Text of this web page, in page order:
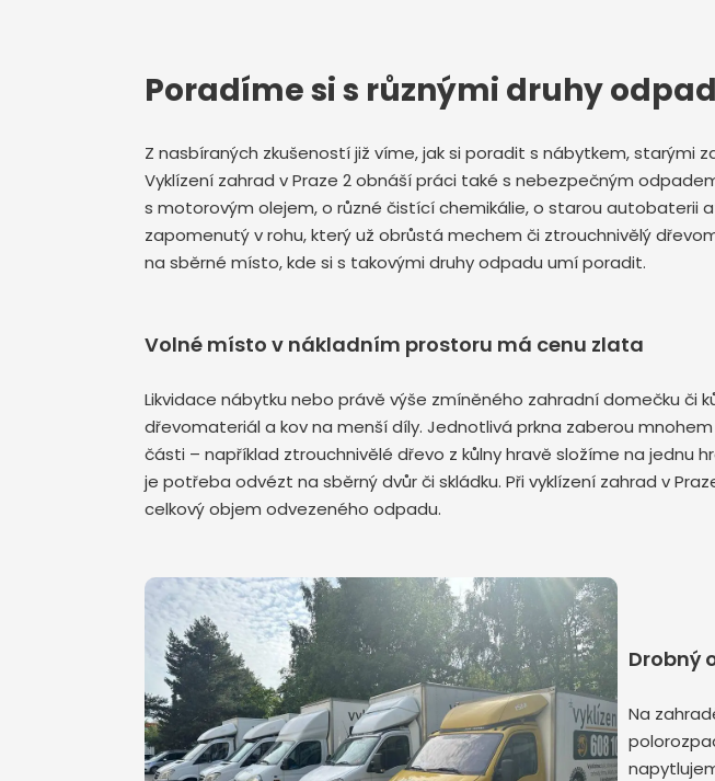
Poradíme si s různými druhy
Z nasbíraných zkušeností již víme, jak si poradit s nábytkem, starými
Vyklízení zahrad v Praze 2 obnáší práci také s nebezpečným
s motorovým olejem, o různé čistící chemikálie, o starou
zapomenutý v rohu, který už obrůstá mechem či ztrouchnivělý
na sběrné místo, kde si s takovými druhy odpadu umí poradit.
Volné místo v nákladním prostoru má cenu zlata
Likvidace nábytku nebo právě výše zmíněného zahradní domečku či
dřevomateriál a kov na menší díly. Jednotlivá prkna zaberou
části – například ztrouchnivělé dřevo z kůlny hravě složíme na jednu
je potřeba odvézt na sběrný dvůr či skládku. Při vyklízení zahrad v
celkový objem odvezeného odpadu.
Drobný
Na
Odeslat zprávu